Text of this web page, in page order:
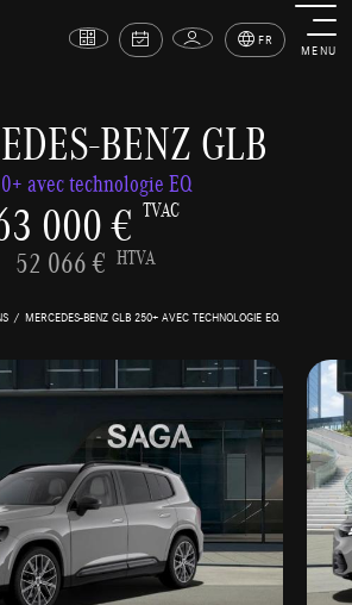
FR
MENU
BENZ GLB
avec technologie EQ
000 € TVAC
52 066 € HTVA
MERCEDES-BENZ GLB 250+ AVEC TECHNOLOGIE EQ